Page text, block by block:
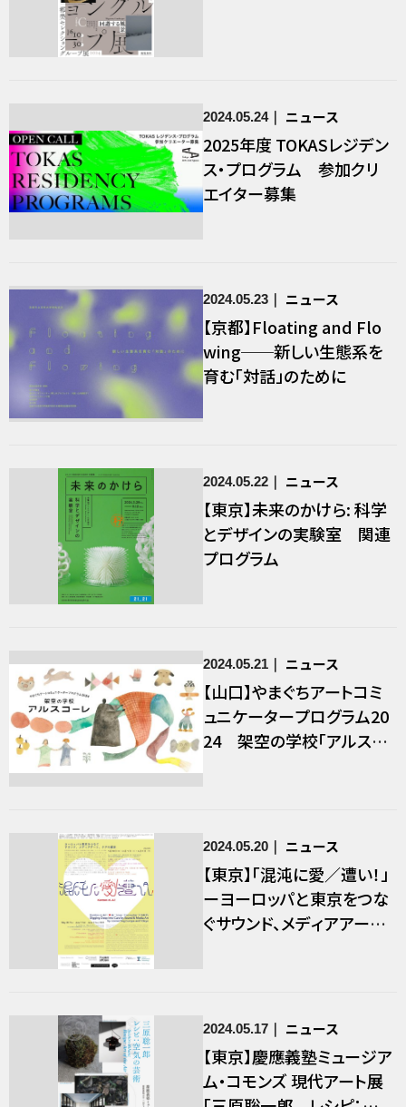
2024.05.24 ニュース
2025年度 TOKASレジデン
ス・プログラム 参加クリ
エイター募集
2024.05.23 ニュース
【京都】Floating and Flo
wing──新しい生態系を
育む「対話」のために
2024.05.22 ニュース
【東京】未来のかけら: 科学
とデザインの実験室 関連
プログラム
2024.05.21 ニュース
【山口】やまぐちアートコミ
ュニケータープログラム20
24 架空の学校「アルスコ
2024.05.20 ニュース
【東京】「混沌に愛／遭い！」
ーヨーロッパと東京をつな
ぐサウンド、メディアアート、
2024.05.17 ニュース
【東京】慶應義塾ミュージア
ム・コモンズ 現代アート展